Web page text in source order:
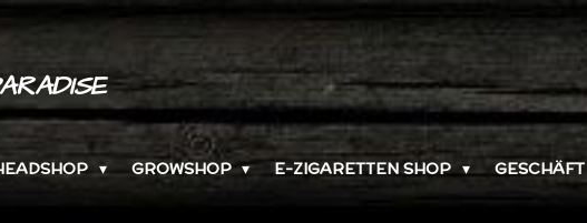
GROWSHOP E-ZIGARETTEN SHOP GESCHÄFT